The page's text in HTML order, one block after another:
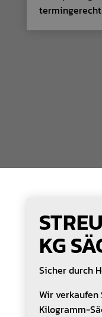
KG
Sicher durch
Wir
Kilogramm-